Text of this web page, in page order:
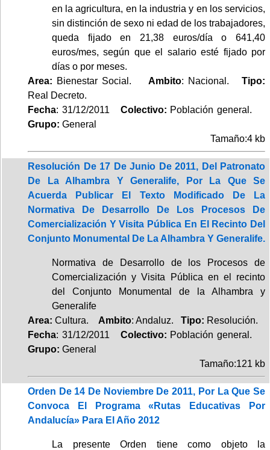
en la agricultura, en la industria y en los servicios,
sin distinción de sexo ni edad de los trabajadores,
queda fijado en 21,38 euros/día o 641,40
euros/mes, según que el salario esté fijado por
días o por meses.
Area: Bienestar Social. Ambito: Nacional. Tipo:
Real Decreto.
Fecha: 31/12/2011 Colectivo: Población general.
Grupo: General
Tamaño:4 kb
Resolución De 17 De Junio De 2011, Del Patronato
De La Alhambra Y Generalife, Por La Que Se
Acuerda Publicar El Texto Modificado De La
Normativa De Desarrollo De Los Procesos De
Comercialización Y Visita Pública En El Recinto Del
Conjunto Monumental De La Alhambra Y Generalife.
Normativa de Desarrollo de los Procesos de
Comercialización y Visita Pública en el recinto
del Conjunto Monumental de la Alhambra y
Generalife
Area: Cultura. Ambito: Andaluz. Tipo: Resolución.
Fecha: 31/12/2011 Colectivo: Población general.
Grupo: General
Tamaño:121 kb
Orden De 14 De Noviembre De 2011, Por La Que Se
Convoca El Programa «Rutas Educativas Por
Andalucía» Para El Año 2012
La presente Orden tiene como objeto la